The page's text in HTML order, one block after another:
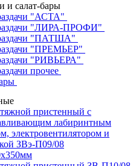
и салат-бары
"АСТА"
"ЛИРА-ПРОФИ"
"ПАТША"
"ПРЕМЬЕР"
"РИВЬЕРА"
прочее
пристенный с
лабиринтным
электровентилятором и
ЗВэ-П09/08